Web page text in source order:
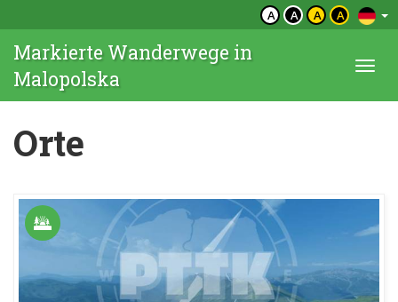
A A A A
Markierte Wanderwege in
Malopolska
Orte